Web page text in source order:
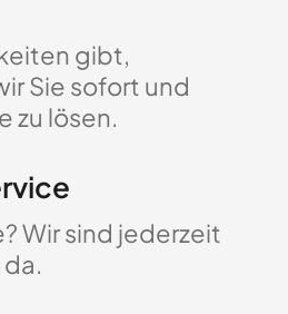
gibt,
Sie sofort und
zu lösen.
Wir sind jederzeit